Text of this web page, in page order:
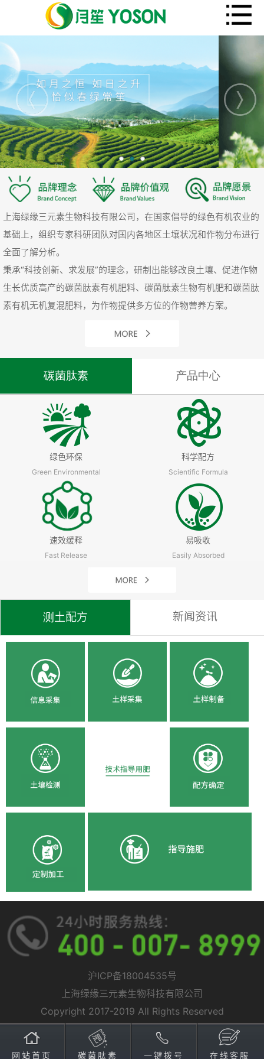
上海绿缘三元素生物科技有限公司，在国家倡导的绿色有机农业的
基础上，组织专家科研团队对国内各地区土壤状况和作物分布进行
全面了解分析。
秉承“科技创新、求发展”的理念，研制出能够改良土壤、促进作物
生长优质高产的碳菌肽素有机肥料、碳菌肽素生物有机肥和碳菌肽
素有机无机复混肥料，为作物提供多方位的作物营养方案。
碳菌肽素 产品中心
绿色环保
Green Environmental
科学配方
Scientific Formula
速效缓释
Fast Release
易吸收
Easily Absorbed
测土配方 新闻资讯
沪ICP备18004535号
上海绿缘三元素生物科技有限公司
Copyright 2017-2019 All Rights Reserved
网站首页 碳菌肽素 一键拨号 在线客服